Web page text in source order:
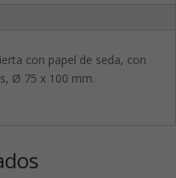
con papel de seda, con
Ø 75 x 100 mm.